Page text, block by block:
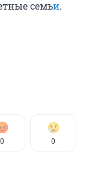
семьи.
0 0